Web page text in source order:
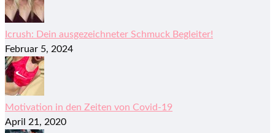
Icrush: Dein ausgezeichneter Schmuck Begleiter!
Februar 5, 2024
Motivation in den Zeiten von Covid-19
April 21, 2020